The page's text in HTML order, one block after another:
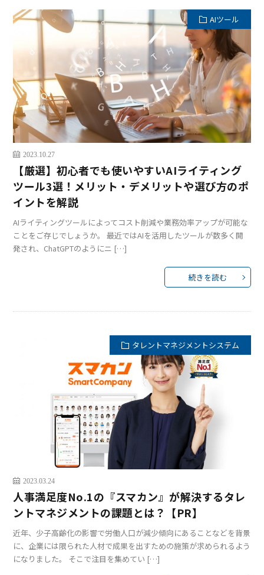
AIツール
2023.10.27
【厳選】初心者でも使いやすいAIライティング
ツール3選！メリット・デメリットや選び方のポ
イントを解説
AIライティングツールによってコスト削減や業務効率アップが可能な
ことをご存じでしょうか。 最近ではAIを活用したツールが数多く開
発され、ChatGPTのようにニ […]
続きを読む
タレントマネジメントシステム
2023.03.24
人事満足度No.1の『スマカン』が解決するタレ
ントマネジメントの課題とは？【PR】
近年、少子高齢化の影響で労働人口が減少傾向にあることなどを背景
に、企業には限られた人材で成果を出すための施策が求められるよう
になりました。 そこで注目を集めてい […]